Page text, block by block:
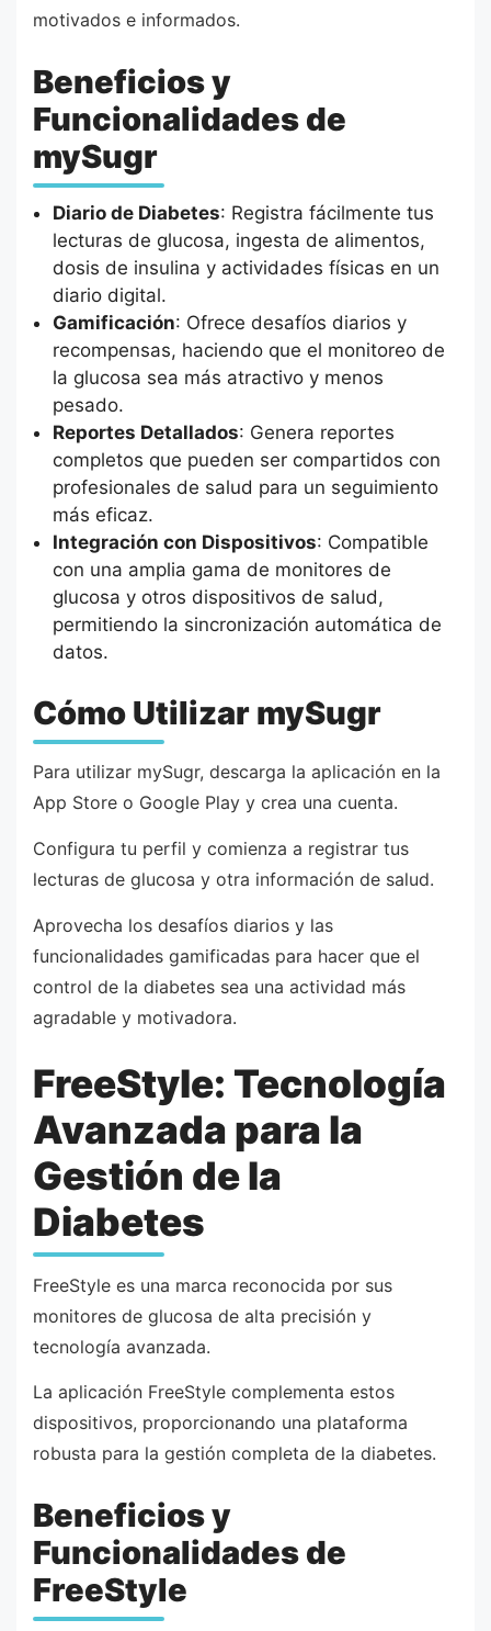
motivados e informados.
Beneficios y
Funcionalidades de
mySugr
Diario de Diabetes: Registra fácilmente tus
lecturas de glucosa, ingesta de alimentos,
dosis de insulina y actividades físicas en un
diario digital.
Gamificación: Ofrece desafíos diarios y
recompensas, haciendo que el monitoreo de
la glucosa sea más atractivo y menos
pesado.
Reportes Detallados: Genera reportes
completos que pueden ser compartidos con
profesionales de salud para un seguimiento
más eficaz.
Integración con Dispositivos: Compatible
con una amplia gama de monitores de
glucosa y otros dispositivos de salud,
permitiendo la sincronización automática de
datos.
Cómo Utilizar mySugr
Para utilizar mySugr, descarga la aplicación en la
App Store o Google Play y crea una cuenta.
Configura tu perfil y comienza a registrar tus
lecturas de glucosa y otra información de salud.
Aprovecha los desafíos diarios y las
funcionalidades gamificadas para hacer que el
control de la diabetes sea una actividad más
agradable y motivadora.
FreeStyle: Tecnología
Avanzada para la
Gestión de la
Diabetes
FreeStyle es una marca reconocida por sus
monitores de glucosa de alta precisión y
tecnología avanzada.
La aplicación FreeStyle complementa estos
dispositivos, proporcionando una plataforma
robusta para la gestión completa de la diabetes.
Beneficios y
Funcionalidades de
FreeStyle